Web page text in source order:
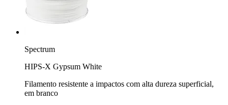
Spectrum
HIPS-X Gypsum White
Filamento resistente a impactos com alta dureza superficial,
em branco